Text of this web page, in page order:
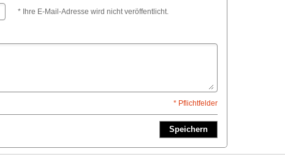
* Ihre E-Mail-Adresse wird nicht veröffentlicht.
* Pflichtfelder
Speichern